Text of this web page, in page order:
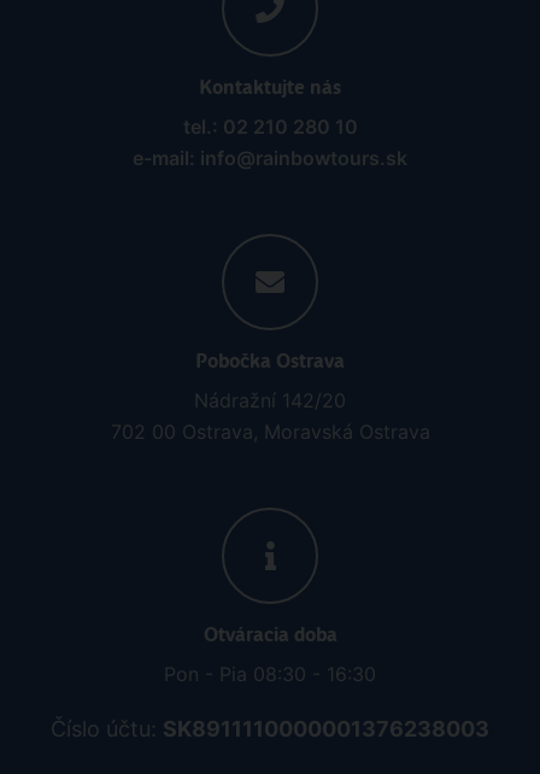
Kontaktujte nás
tel.: 02 210 280 10
e-mail: info@rainbowtours.sk
Pobočka Ostrava
Nádražní 142/20
702 00 Ostrava, Moravská Ostrava
Otváracia doba
Pon - Pia 08:30 - 16:30
Číslo účtu: SK8911110000001376238003